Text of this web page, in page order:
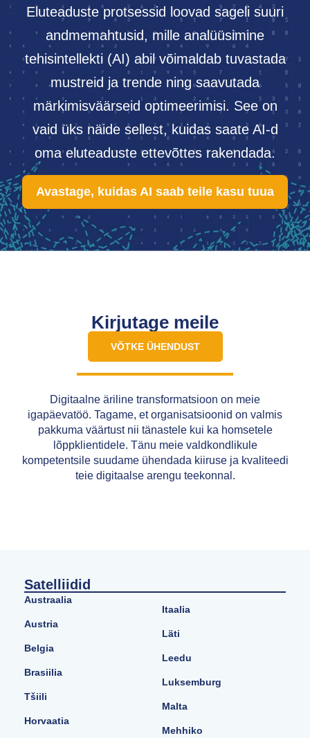
Eluteaduste protsessid loovad sageli suuri
andmemahtusid, mille analüüsimine
tehisintellekti (AI) abil võimaldab tuvastada
mustreid ja trende ning saavutada
märkimisväärseid optimeerimisi. See on
vaid üks näide sellest, kuidas saate AI-d
oma eluteaduste ettevõttes rakendada.
Avastage, kuidas AI saab teile kasu tuua
Kirjutage meile
VÕTKE ÜHENDUST
Digitaalne äriline transformatsioon on meie
igapäevatöö. Tagame, et organisatsioonid on valmis
pakkuma väärtust nii tänastele kui ka homsetele
lõppklientidele. Tänu meie valdkondlikule
kompetentsile suudame ühendada kiiruse ja kvaliteedi
teie digitaalse arengu teekonnal.
Satelliidid
Austraalia
Austria
Belgia
Brasiilia
Tšiili
Horvaatia
Itaalia
Läti
Leedu
Luksemburg
Malta
Mehhiko